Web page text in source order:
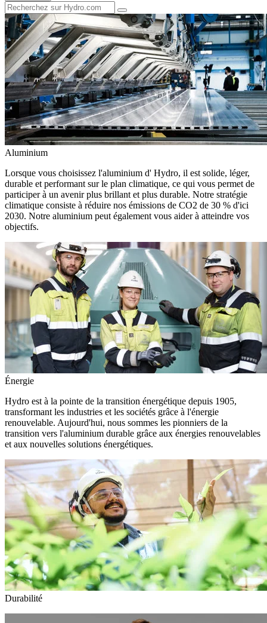
Aluminium
Lorsque vous choisissez l'aluminium d' Hydro, il est solide, léger,
durable et performant sur le plan climatique, ce qui vous permet de
participer à un avenir plus brillant et plus durable. Notre stratégie
climatique consiste à réduire nos émissions de CO2 de 30 % d'ici
2030. Notre aluminium peut également vous aider à atteindre vos
objectifs.
Énergie
Hydro est à la pointe de la transition énergétique depuis 1905,
transformant les industries et les sociétés grâce à l'énergie
renouvelable. Aujourd'hui, nous sommes les pionniers de la
transition vers l'aluminium durable grâce aux énergies renouvelables
et aux nouvelles solutions énergétiques.
Durabilité